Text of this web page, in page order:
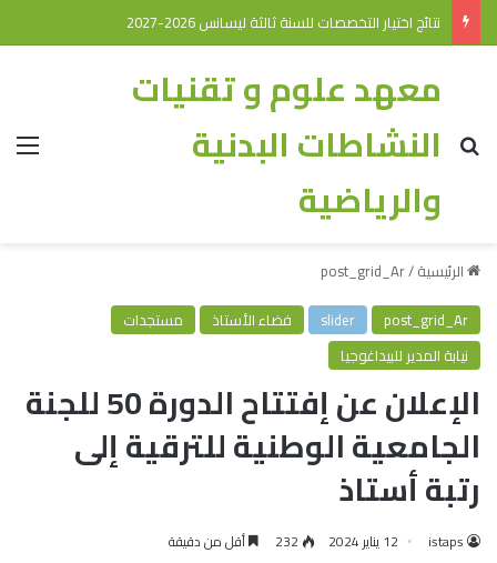
نتائج اختيار التخصصات للسنة ثالثة ليسانس 2026-2027
معهد علوم و تقنيات
النشاطات البدنية
والرياضية
الرئيسية/
post_grid_Ar
post_grid_Ar
slider فضاء الأستاذ
مستجدات
نيابة المدير للبيداغوجيا
الإعلان عن إفتتاح الدورة 50 للجنة
الجامعية الوطنية للترقية إلى
رتبة أستاذ
istaps 12 يناير 2024 232 أقل من دقيقة